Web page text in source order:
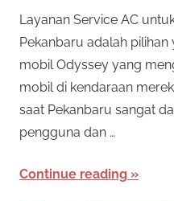
Layanan Service AC
Pekanbaru adalah
mobil Odyssey yang
mobil di kendaraan
saat Pekanbaru sangat
pengguna dan …
Continue reading